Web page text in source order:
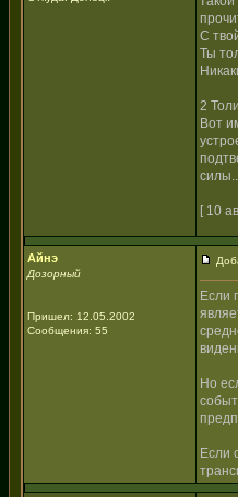
С
Ты
2
Вот
[ 10
Айнэ
Дозорный
Пришел: 12.05.2002
Сообщения: 55
Если
Но
Если